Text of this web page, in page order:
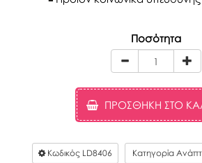
Ποσότητα
ΠΡΟΣΘΉΚΗ ΣΤΟ
Κωδικός LD8406 Κατηγορία